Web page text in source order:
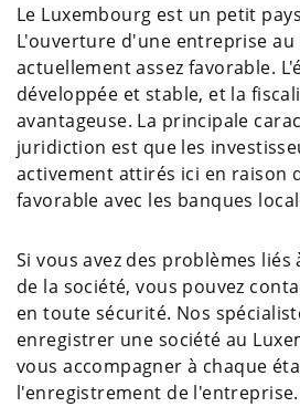
Le Luxembourg est un petit
L'ouverture d'une entreprise
actuellement assez favorable.
développée et stable, et la
avantageuse. La principale
juridiction est que les
activement attirés ici en raison
favorable avec les banques
Si vous avez des problèmes
de la société, vous pouvez
en toute sécurité. Nos
enregistrer une société au
vous accompagner à chaque
l'enregistrement de l'entreprise.